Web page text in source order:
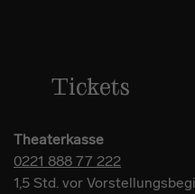
Tickets
Theaterkasse
0221 888 77 222
1,5 Std. vor